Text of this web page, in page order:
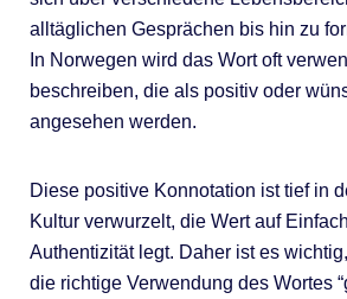
alltäglichen Gesprächen bis hin zu
In Norwegen wird das Wort oft
beschreiben, die als positiv oder
angesehen werden.
Diese positive Konnotation ist tief in
Kultur verwurzelt, die Wert auf
Authentizität legt. Daher ist es
die richtige Verwendung des Wortes